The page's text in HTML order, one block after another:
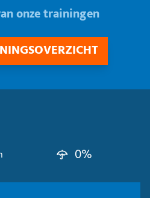
onze trainingen
0%